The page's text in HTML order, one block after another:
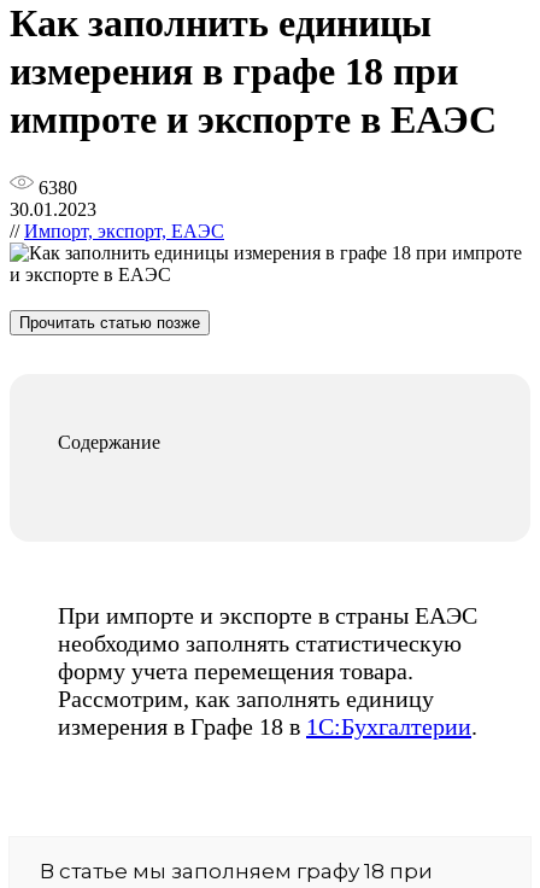
Как заполнить единицы
измерения в графе 18 при
импроте и экспорте в ЕАЭС
6380
30.01.2023
//Импорт, экспорт, ЕАЭС
Прочитать статью позже
Содержание
При импорте и экспорте в страны ЕАЭС
необходимо заполнять статистическую
форму учета перемещения товара.
Рассмотрим, как заполнять единицу
измерения в Графе 18 в 1С:Бухгалтерии.
В статье мы заполняем графу 18 при